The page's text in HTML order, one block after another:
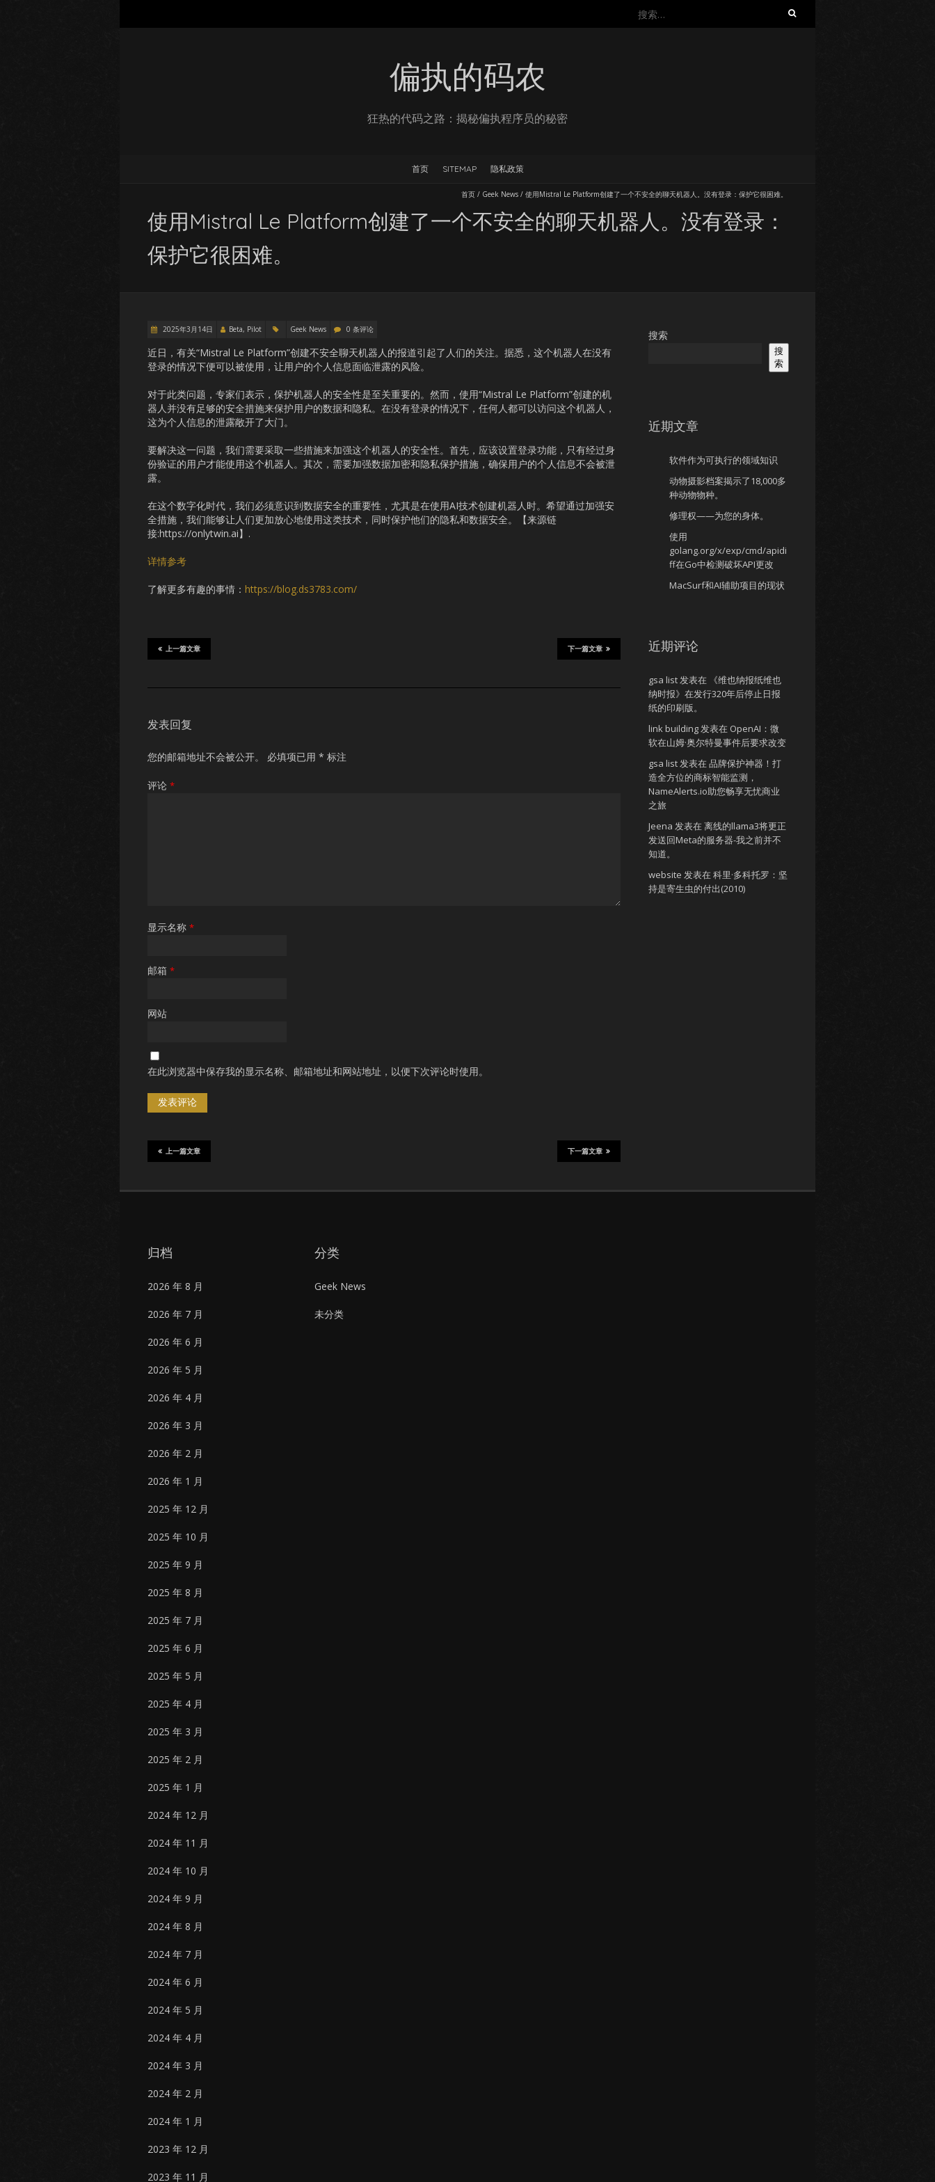
搜
偏执的码农
狂热的代码之路：揭秘偏执程序员的秘密
首页 SITEMAP 隐私政策
首页 / Geek News / 使用Mistral Le Platform创建了一个不安全的聊天机器人。没有登录：保护它很困难。
使用Mistral Le Platform创建了一个不安全的聊天机器人。没有登录：
保护它很困难。
2025年3月14日 Beta, Pilot Geek News 0 条评论
近日，有关“Mistral Le Platform”创建不安全聊天机器人的报道引起了人们的关注。据悉，这个机器人在没有
登录的情况下便可以被使用，让用户的个人信息面临泄露的风险。
对于此类问题，专家们表示，保护机器人的安全性是至关重要的。然而，使用“Mistral Le Platform”创建的机
器人并没有足够的安全措施来保护用户的数据和隐私。在没有登录的情况下，任何人都可以访问这个机器人，
这为个人信息的泄露敞开了大门。
要解决这一问题，我们需要采取一些措施来加强这个机器人的安全性。首先，应该设置登录功能，只有经过身
份验证的用户才能使用这个机器人。其次，需要加强数据加密和隐私保护措施，确保用户的个人信息不会被泄
露。
在这个数字化时代，我们必须意识到数据安全的重要性，尤其是在使用AI技术创建机器人时。希望通过加强安
全措施，我们能够让人们更加放心地使用这类技术，同时保护他们的隐私和数据安全。【来源链
接:https://onlytwin.ai】.
详情参考
了解更多有趣的事情： https://blog.ds3783.com/
下一篇文章
上一篇文章
发表回复
您的邮箱地址不会被公开。 必填项已用 * 标注
评论 *
显示名称 *
邮箱 *
网站
在此浏览器中保存我的显示名称、邮箱地址和网站地址，以便下次评论时使用。
下一篇文章
上一篇文章
搜索
搜
索
近期文章
软件作为可执行的领域知识
动物摄影档案揭示了18,000多
种动物物种。
修理权——为您的身体。
使用
golang.org/x/exp/cmd/apidi
ff在Go中检测破坏API更改
MacSurf和AI辅助项目的现状
近期评论
gsa list发表在
《维也纳报纸维也
纳时报》在发行320年后停止日报
纸的印刷版。
link building发表在 OpenAI：微
软在山姆·奥尔特曼事件后要求改变
gsa list发表在 品牌保护神器！打
造全方位的商标智能监测，
NameAlerts.io助您畅享无忧商业
之旅
Jeena 发表在 离线的llama3将更正
发送回Meta的服务器-我之前并不
知道。
website 发表在 科里·多科托罗：坚
持是寄生虫的付出(2010)
归档
2026 年 8 月
2026 年 7 月
2026 年 6 月
2026 年 5 月
2026 年 4 月
2026 年 3 月
2026 年 2 月
2026 年 1 月
2025 年 12 月
2025 年 10 月
2025 年 9 月
2025 年 8 月
2025 年 7 月
2025 年 6 月
2025 年 5 月
2025 年 4 月
2025 年 3 月
2025 年 2 月
2025 年 1 月
2024 年 12 月
2024 年 11 月
2024 年 10 月
2024 年 9 月
2024 年 8 月
2024 年 7 月
2024 年 6 月
2024 年 5 月
2024 年 4 月
2024 年 3 月
2024 年 2 月
2024 年 1 月
2023 年 12 月
2023 年 11 月
分类
Geek News
未分类